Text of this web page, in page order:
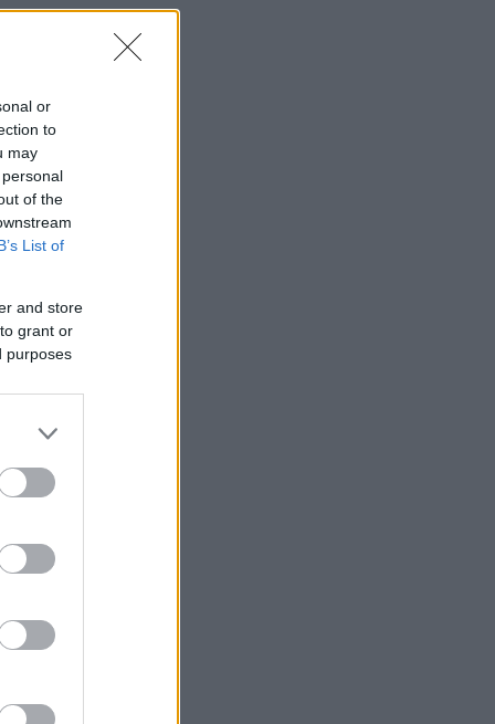
or
to
may
of the
List of
and store
grant or
purposes